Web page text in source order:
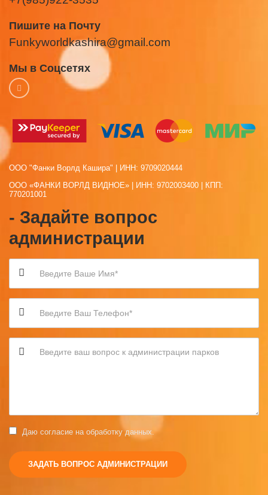
Пишите на Почту
Funkyworldkashira@gmail.com
Мы в Соцсетях
ООО "Фанки Ворлд Кашира" | ИНН: 9709020444
ООО «ФАНКИ ВОРЛД ВИДНОЕ» | ИНН: 9702003400 | КПП:
770201001
- Задайте вопрос
администрации
Даю согласие на обработку данных.